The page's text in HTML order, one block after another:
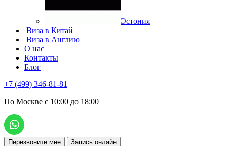
Эстония
Виза в Китай
Виза в Англию
О нас
Контакты
Блог
+7 (499) 346-81-81
По Москве с 10:00 до 18:00
Перезвоните мне Запись онлайн